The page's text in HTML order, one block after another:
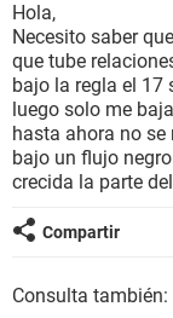
SEXUALIDAD
GLOSARIO
Hola,
Necesito saber
que tube
bajo la regla el 17
luego solo me
hasta ahora no se
bajo un flujo
crecida la parte
Compartir
Consulta también: